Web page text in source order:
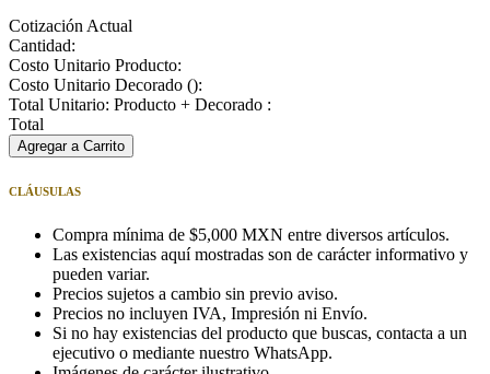
Cotización Actual
Cantidad:
Costo Unitario Producto:
Costo Unitario Decorado ():
Total Unitario: Producto + Decorado :
Total
Agregar a Carrito
CLÁUSULAS
Compra mínima de $5,000 MXN entre diversos artículos.
Las existencias aquí mostradas son de carácter informativo y
pueden variar.
Precios sujetos a cambio sin previo aviso.
Precios no incluyen IVA, Impresión ni Envío.
Si no hay existencias del producto que buscas, contacta a un
ejecutivo o mediante nuestro WhatsApp.